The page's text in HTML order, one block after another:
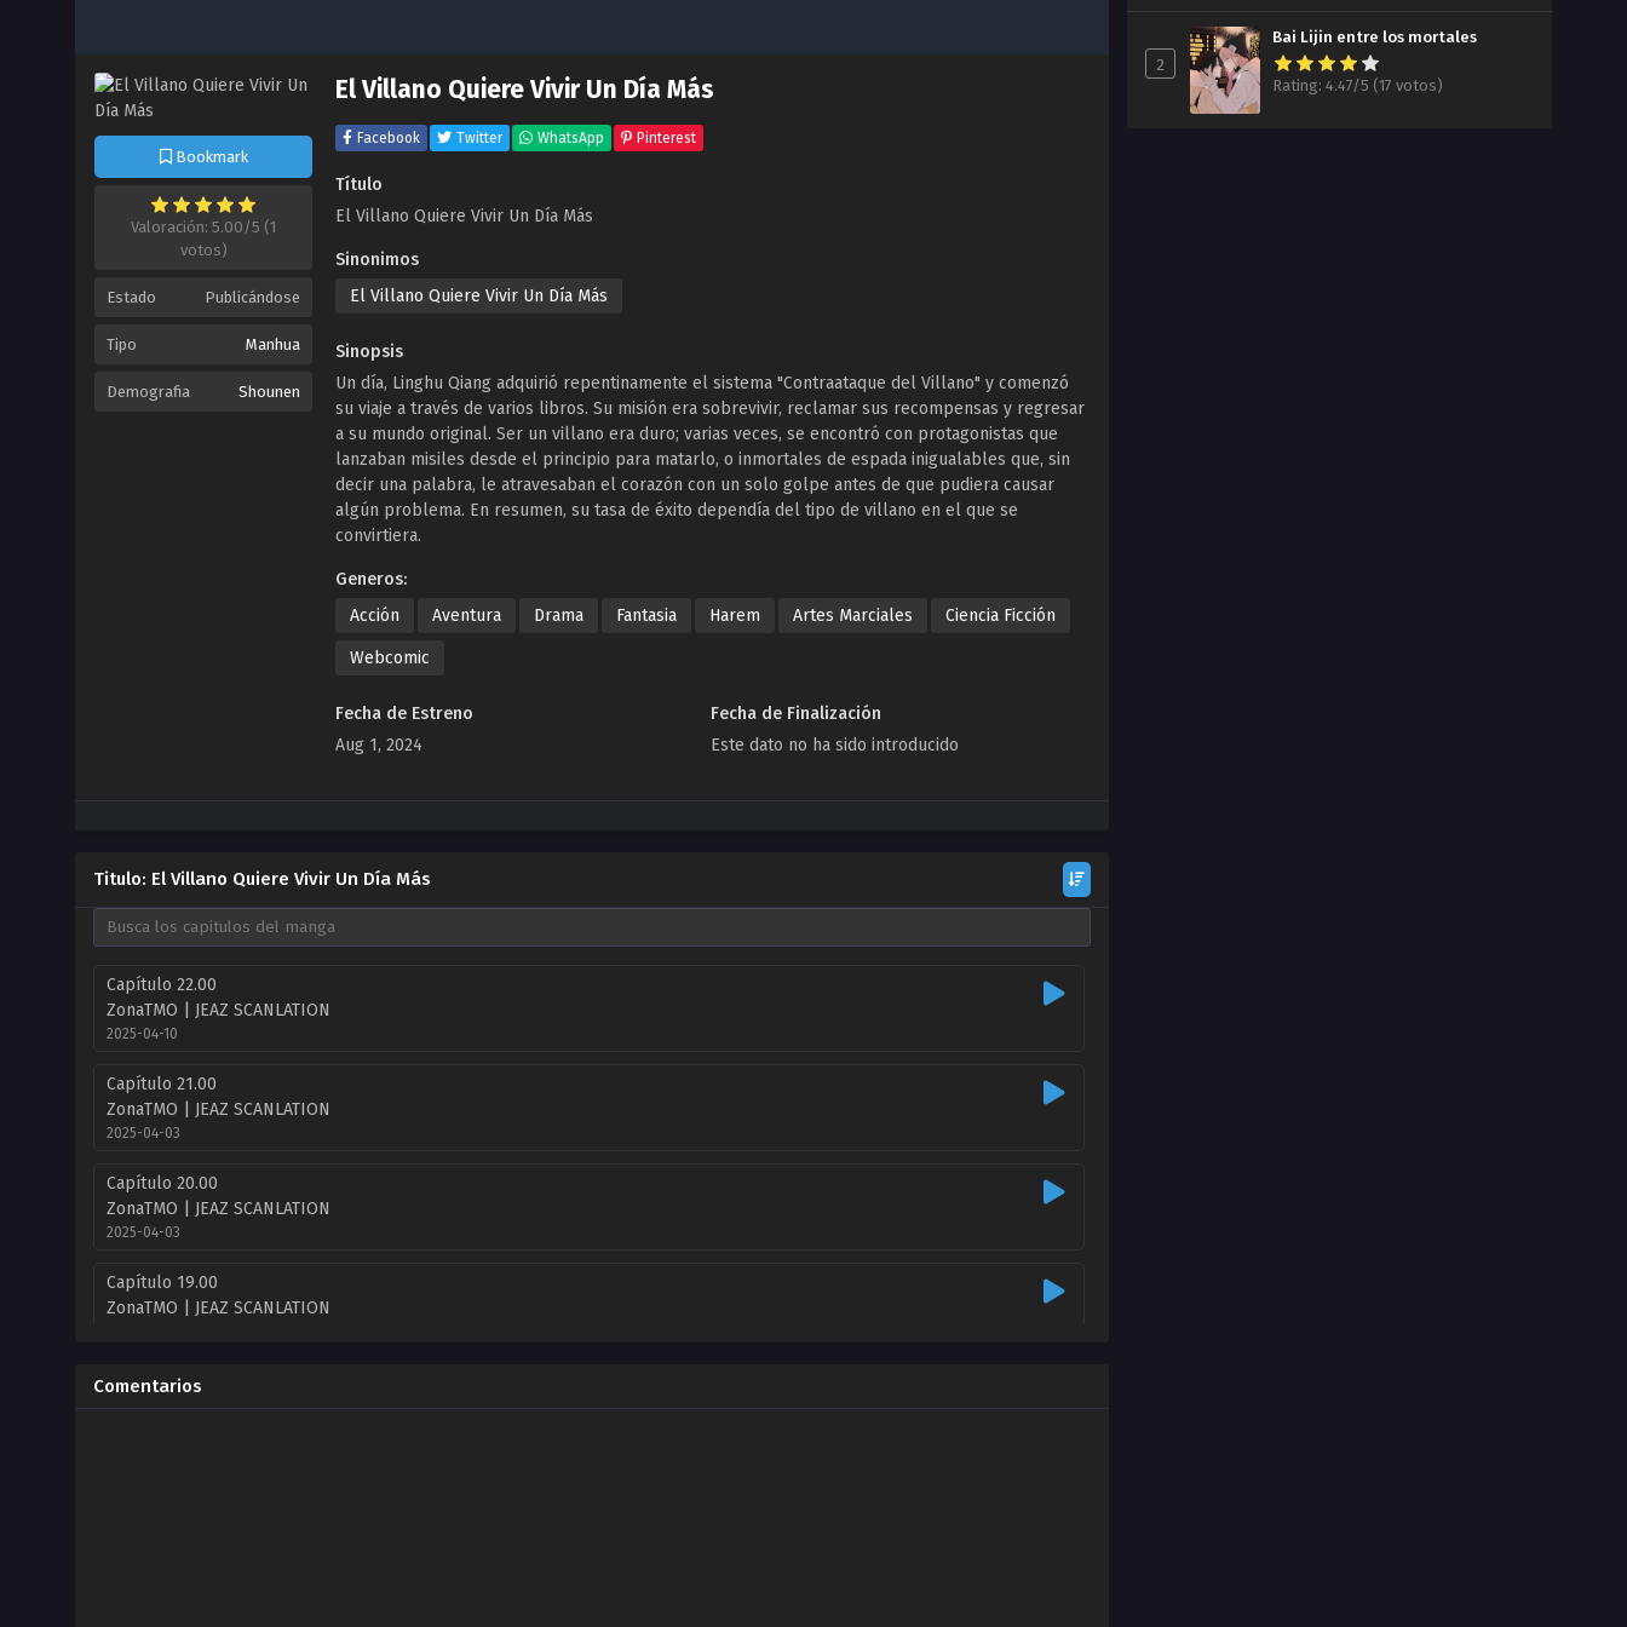
Bookmark
Valoración: 5.00/5 (1
votos)
Estado Publicándose
Tipo Manhua
Demografia Shounen
El Villano Quiere Vivir Un Día Más
Facebook Twitter WhatsApp Pinterest
Título
El Villano Quiere Vivir Un Día Más
Sinonimos
El Villano Quiere Vivir Un Día Más
Sinopsis
Un día, Linghu Qiang adquirió repentinamente el sistema "Contraataque del Villano" y comenzó
su viaje a través de varios libros. Su misión era sobrevivir, reclamar sus recompensas y regresar
a su mundo original. Ser un villano era duro; varias veces, se encontró con protagonistas que
lanzaban misiles desde el principio para matarlo, o inmortales de espada inigualables que, sin
decir una palabra, le atravesaban el corazón con un solo golpe antes de que pudiera causar
algún problema. En resumen, su tasa de éxito dependía del tipo de villano en el que se
convirtiera.
Generos:
Acción
Aventura Drama Fantasia Harem Artes Marciales Ciencia Ficción
Webcomic
Fecha de Estreno
Aug 1, 2024
Fecha de Finalización
Este dato no ha sido introducido
Titulo: El Villano Quiere Vivir Un Día Más
Capítulo 22.00
ZonaTMO | JEAZ SCANLATION
2025-04-10
Capítulo 21.00
ZonaTMO | JEAZ SCANLATION
2025-04-03
Capítulo 20.00
ZonaTMO | JEAZ SCANLATION
2025-04-03
Capítulo 19.00
ZonaTMO | JEAZ SCANLATION
Capítulo 18.00
ZonaTMO | JEAZ SCANLATION
Comentarios
2
Bai Lijin entre los mortales
Rating: 4.47/5 (17 votos)